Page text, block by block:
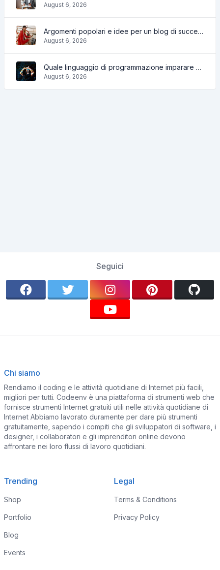
August 6, 2026
Argomenti popolari e idee per un blog di successo nel 2022, così come gli strumenti che saranno utili al blogger
August 6, 2026
Quale linguaggio di programmazione imparare nel 2022 e quali strumenti aiuteranno i programmatori nei compiti quotidiani
August 6, 2026
Seguici
Chi siamo
Rendiamo il coding e le attività quotidiane di Internet più facili,
migliori per tutti. Codeenv è una piattaforma di strumenti web che
fornisce strumenti Internet gratuiti utili nelle attività quotidiane di
Internet Abbiamo lavorato duramente per dare più strumenti
gratuitamente, sapendo i compiti che gli sviluppatori di software, i
designer, i collaboratori e gli imprenditori online devono
affrontare nei loro flussi di lavoro quotidiani.
Trending
Shop
Portfolio
Blog
Events
Legal
Terms & Conditions
Privacy Policy